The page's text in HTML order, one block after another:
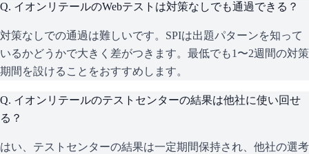
Q. イオンリテールのWebテストは対策なしでも通過できる？
対策なしでの通過は難しいです。SPIは出題パターンを知って
いるかどうかで大きく差がつきます。最低でも1〜2週間の対策
期間を設けることをおすすめします。
Q. イオンリテールのテストセンターの結果は他社に使い回せ
る？
はい、テストセンターの結果は一定期間保持され、他社の選考